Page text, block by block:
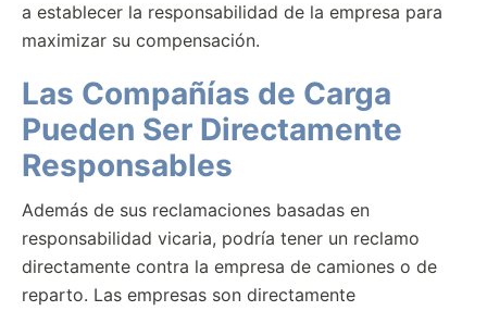
a establecer la responsabilidad de la empresa para
maximizar su compensación.
Las Compañías de Carga
Pueden Ser Directamente
Responsables
Además de sus reclamaciones basadas en
responsabilidad vicaria, podría tener un reclamo
directamente contra la empresa de camiones o de
reparto. Las empresas son directamente